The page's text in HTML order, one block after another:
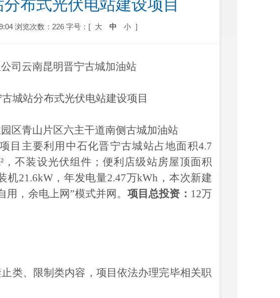
布式光伏电站建设项目
浏览次数：226 字号：[ 大 中 小 ]
司云南昆明晋宁古城加油站
城站分布式光伏电站建设项目
区青山片区六主干道南侧古城加油站
目主要利用中石化晋宁古城站占地面积4.7
，不装设光伏组件；便利店级站房屋顶面积
机21.6kW，年发电量2.47万kWh，本次新建
，余电上网”模式并网。 项目总投资： 12万
类、限制类内容，项目依法办理完毕相关职